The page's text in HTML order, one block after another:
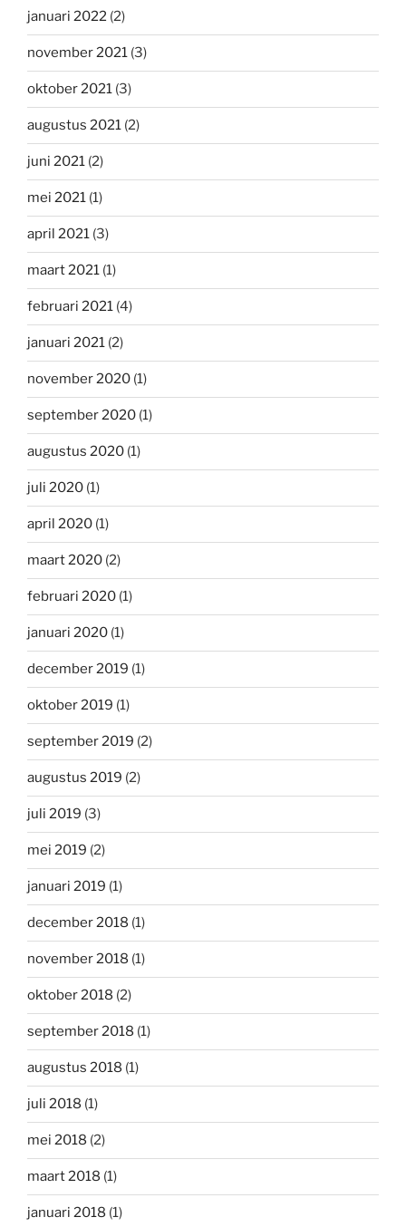
januari 2022 (2)
november 2021 (3)
oktober 2021 (3)
augustus 2021 (2)
juni 2021 (2)
mei 2021 (1)
april 2021 (3)
maart 2021 (1)
februari 2021 (4)
januari 2021 (2)
november 2020 (1)
september 2020 (1)
augustus 2020 (1)
juli 2020 (1)
april 2020 (1)
maart 2020 (2)
februari 2020 (1)
januari 2020 (1)
december 2019 (1)
oktober 2019 (1)
september 2019 (2)
augustus 2019 (2)
juli 2019 (3)
mei 2019 (2)
januari 2019 (1)
december 2018 (1)
november 2018 (1)
oktober 2018 (2)
september 2018 (1)
augustus 2018 (1)
juli 2018 (1)
mei 2018 (2)
maart 2018 (1)
januari 2018 (1)